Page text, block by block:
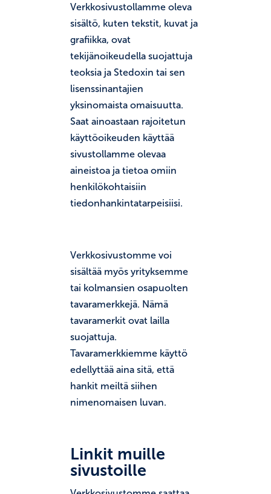
Verkkosivustollamme oleva
sisältö, kuten tekstit, kuvat ja
grafiikka, ovat
tekijänoikeudella suojattuja
teoksia ja Stedoxin tai sen
lisenssinantajien
yksinomaista omaisuutta.
Saat ainoastaan rajoitetun
käyttöoikeuden käyttää
sivustollamme olevaa
aineistoa ja tietoa omiin
henkilökohtaisiin
tiedonhankintatarpeisiisi.
Verkkosivustomme voi
sisältää myös yrityksemme
tai kolmansien osapuolten
tavaramerkkejä. Nämä
tavaramerkit ovat lailla
suojattuja.
Tavaramerkkiemme käyttö
edellyttää aina sitä, että
hankit meiltä siihen
nimenomaisen luvan.
Linkit muille
sivustoille